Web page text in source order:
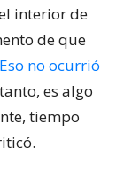
interior de
de que
Eso no ocurrió
es algo
tiempo